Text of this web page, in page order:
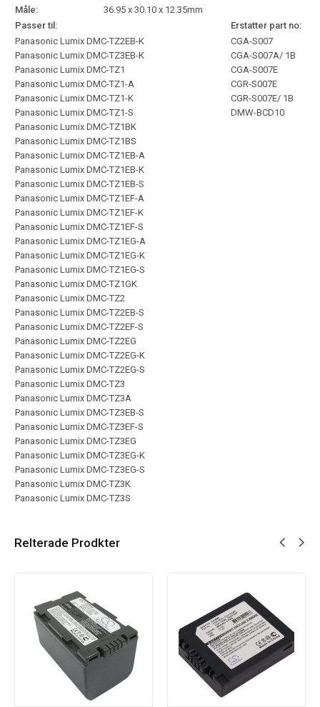
Måle:
36.95 x 30.10 x 12.35mm
Passer til:
Erstatter part no:
Panasonic Lumix DMC-TZ2EB-K
Panasonic Lumix DMC-TZ3EB-K
Panasonic Lumix DMC-TZ1
Panasonic Lumix DMC-TZ1-A
Panasonic Lumix DMC-TZ1-K
Panasonic Lumix DMC-TZ1-S
Panasonic Lumix DMC-TZ1BK
Panasonic Lumix DMC-TZ1BS
Panasonic Lumix DMC-TZ1EB-A
Panasonic Lumix DMC-TZ1EB-K
Panasonic Lumix DMC-TZ1EB-S
Panasonic Lumix DMC-TZ1EF-A
Panasonic Lumix DMC-TZ1EF-K
Panasonic Lumix DMC-TZ1EF-S
Panasonic Lumix DMC-TZ1EG-A
Panasonic Lumix DMC-TZ1EG-K
Panasonic Lumix DMC-TZ1EG-S
Panasonic Lumix DMC-TZ1GK
Panasonic Lumix DMC-TZ2
Panasonic Lumix DMC-TZ2EB-S
Panasonic Lumix DMC-TZ2EF-S
Panasonic Lumix DMC-TZ2EG
Panasonic Lumix DMC-TZ2EG-K
Panasonic Lumix DMC-TZ2EG-S
Panasonic Lumix DMC-TZ3
Panasonic Lumix DMC-TZ3A
Panasonic Lumix DMC-TZ3EB-S
Panasonic Lumix DMC-TZ3EF-S
Panasonic Lumix DMC-TZ3EG
Panasonic Lumix DMC-TZ3EG-K
Panasonic Lumix DMC-TZ3EG-S
Panasonic Lumix DMC-TZ3K
Panasonic Lumix DMC-TZ3S
CGA-S007
CGA-S007A/ 1B
CGA-S007E
CGR-S007E
CGR-S007E/ 1B
DMW-BCD10
Relterade Prodkter